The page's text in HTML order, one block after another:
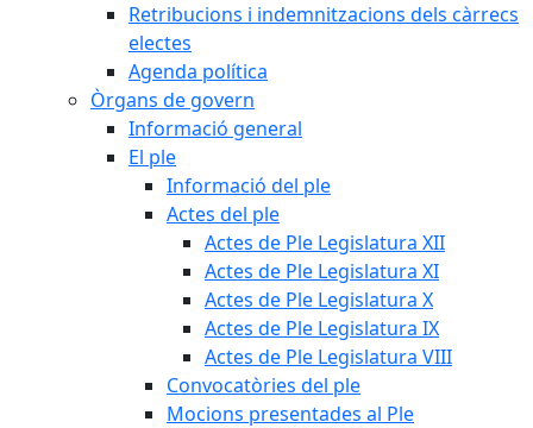
Retribucions i indemnitzacions dels càrrecs
electes
Agenda política
Òrgans de govern
Informació general
El ple
Informació del ple
Actes del ple
Actes de Ple Legislatura XII
Actes de Ple Legislatura XI
Actes de Ple Legislatura X
Actes de Ple Legislatura IX
Actes de Ple Legislatura VIII
Convocatòries del ple
Mocions presentades al Ple